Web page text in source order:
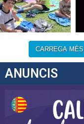
CARREGA MÉS
ANUNCIS